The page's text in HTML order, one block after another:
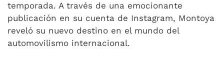
temporada. A través de una emocionante
publicación en su cuenta de Instagram, Montoya
reveló su nuevo destino en el mundo del
automovilismo internacional.